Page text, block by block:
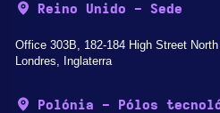
Reino Unido - Sede
Office 303B, 182-184 High Street
Londres, Inglaterra
Polónia - Pólos